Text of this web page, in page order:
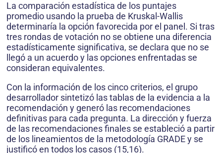
La comparación estadística de los puntajes
promedio usando la prueba de Kruskal-Wallis
determinaría la opción favorecida por el panel. Si tras
tres rondas de votación no se obtiene una diferencia
estadísticamente significativa, se declara que no se
llegó a un acuerdo y las opciones enfrentadas se
consideran equivalentes.
Con la información de los cinco criterios, el grupo
desarrollador sintetizó las tablas de la evidencia a la
recomendación y generó las recomendaciones
definitivas para cada pregunta. La dirección y fuerza
de las recomendaciones finales se estableció a partir
de los lineamientos de la metodología GRADE y se
justificó en todos los casos (15,16).